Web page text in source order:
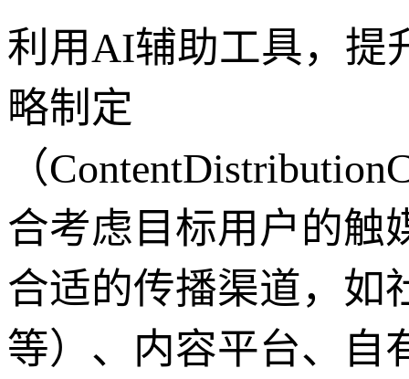
利用AI辅助工具，提
略制定
（
合考虑目标用户的触
合适的传播渠道，如
等）、内容平台、自